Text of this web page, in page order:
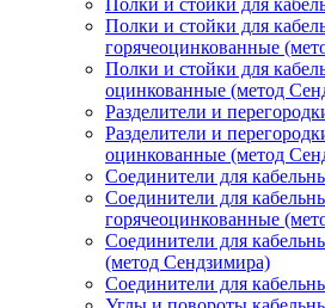
Полки и стойки для
Полки и стойки для
горячеоцинкованные
Полки и стойки для
оцинкованные (метод
Разделители и
Разделители и
оцинкованные (метод
Соединители для
Соединители для
горячеоцинкованные
Соединители для
(метод Сендзимира)
Соединители для